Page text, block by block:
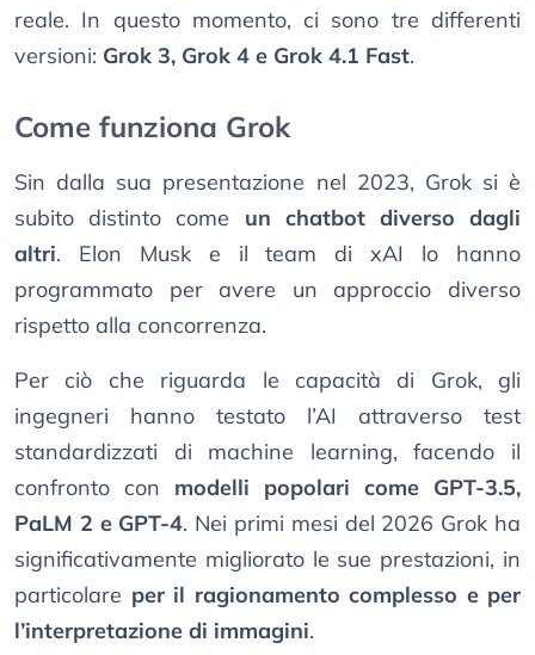
reale. In questo momento, ci sono tre differenti
versioni: Grok 3, Grok 4 e Grok 4.1 Fast.
Come funziona Grok
Sin dalla sua presentazione nel 2023, Grok si è
subito distinto come un chatbot diverso dagli
altri. Elon Musk e il team di xAI lo hanno
programmato per avere un approccio diverso
rispetto alla concorrenza.
Per ciò che riguarda le capacità di Grok, gli
ingegneri hanno testato l’AI attraverso test
standardizzati di machine learning, facendo il
confronto con modelli popolari come GPT-3.5,
PaLM 2 e GPT-4. Nei primi mesi del 2026 Grok ha
significativamente migliorato le sue prestazioni, in
particolare per il ragionamento complesso e per
l’interpretazione di immagini.